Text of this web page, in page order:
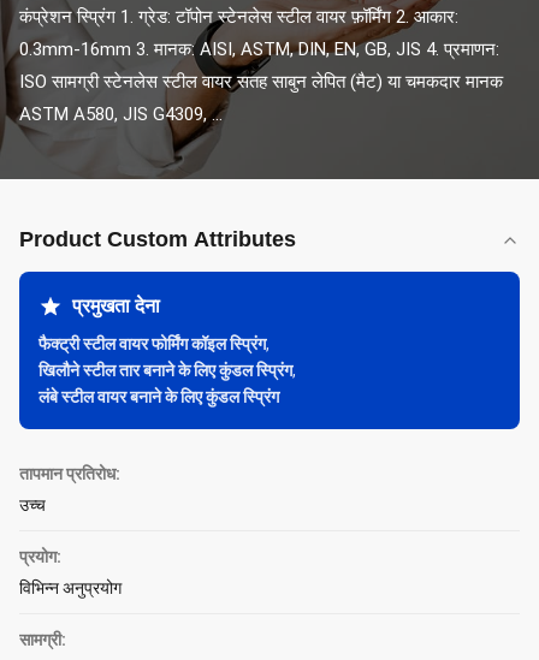
कंप्रेशन स्प्रिंग 1. ग्रेड: टॉपोन स्टेनलेस स्टील वायर फ़ॉर्मिंग 2. आकार:
0.3mm-16mm 3. मानक: AISI, ASTM, DIN, EN, GB, JIS 4. प्रमाणन:
ISO सामग्री स्टेनलेस स्टील वायर सतह साबुन लेपित (मैट) या चमकदार मानक
ASTM A580, JIS G4309, ...
Product Custom Attributes
प्रमुखता देना
फैक्ट्री स्टील वायर फोर्मिंग कॉइल स्प्रिंग,
खिलौने स्टील तार बनाने के लिए कुंडल स्प्रिंग,
लंबे स्टील वायर बनाने के लिए कुंडल स्प्रिंग
तापमान प्रतिरोध:
उच्च
प्रयोग:
विभिन्न अनुप्रयोग
सामग्री: